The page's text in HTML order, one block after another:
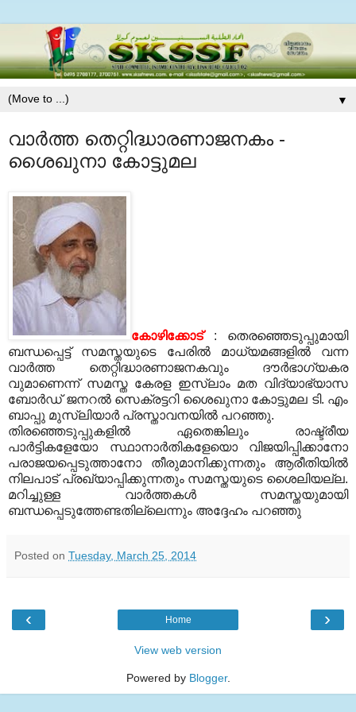
▼
വാര്‍ത്ത തെറ്റിദ്ധാരണാജനകം -
ശൈഖുനാ കോട്ടുമല
കോഴിക്കോട് : തെരഞ്ഞെടുപ്പുമായി
ബന്ധപ്പെട്ട് സമസ്തയുടെ പേരില്‍ മാധ്യമങ്ങളില്‍ വന്ന
വാര്‍ത്ത തെറ്റിദ്ധാരണാജനകവും ദൗര്‍ഭാഗ്യകര
വുമാണെന്ന് സമസ്ത കേരള ഇസ്ലാം മത വിദ്യാഭ്യാസ
ബോര്‍ഡ് ജനറല്‍ സെക്രട്ടറി ശൈഖുനാ കോട്ടുമല ടി. എം
ബാപ്പു മുസ്ലിയാര്‍ പ്രസ്താവനയില്‍ പറഞ്ഞു.
തിരഞ്ഞെടുപ്പുകളില്‍ ഏതെങ്കിലും രാഷ്ട്രീയ
പാര്‍ട്ടികളേയോ സ്ഥാനാര്‍തികളേയൊ വിജയിപ്പിക്കാനോ
പരാജയപ്പെടുത്താനോ തീരുമാനിക്കുന്നതും ആരീതിയില്‍
നിലപാട് പ്രഖ്യാപ്പിക്കുന്നതും സമസ്തയുടെ ശൈലിയല്ല.
മറിച്ചുള്ള വാര്‍ത്തകള്‍ സമസ്തയുമായി
ബന്ധപ്പെടുത്തേണ്ടതില്ലെന്നും അദ്ദേഹം പറഞ്ഞു
Posted on Tuesday, March 25, 2014
‹ ›
Home
View web version
Powered by Blogger.